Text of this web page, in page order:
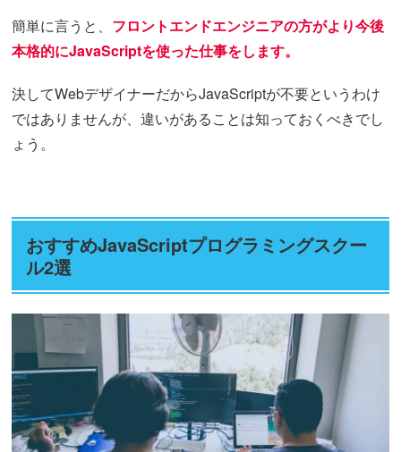
簡単に言うと、 フロントエンドエンジニアの方がより今後
本格的にJavaScriptを使った仕事をします。
決してWebデザイナーだからJavaScriptが不要というわけ
ではありませんが、違いがあることは知っておくべきでし
ょう。
おすすめJavaScriptプログラミングスクー
ル2選